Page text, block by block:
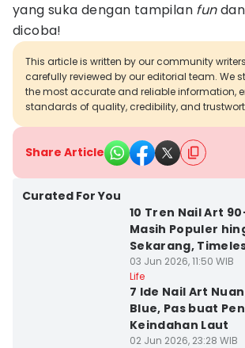
yang suka dengan tampilan fundan
dicoba!
This article is written by our community
carefully reviewed by our editorial team. We
the most accurate and reliable information,
standards of quality, credibility, and
Share Article
Curated For You
10 Tren Nail Art
Masih Populer
Sekarang,
03 Jun 2026, 11:50 WIB
Life
7 Ide Nail Art
Blue, Pas buat
Keindahan Laut
02 Jun 2026, 23:28 WIB